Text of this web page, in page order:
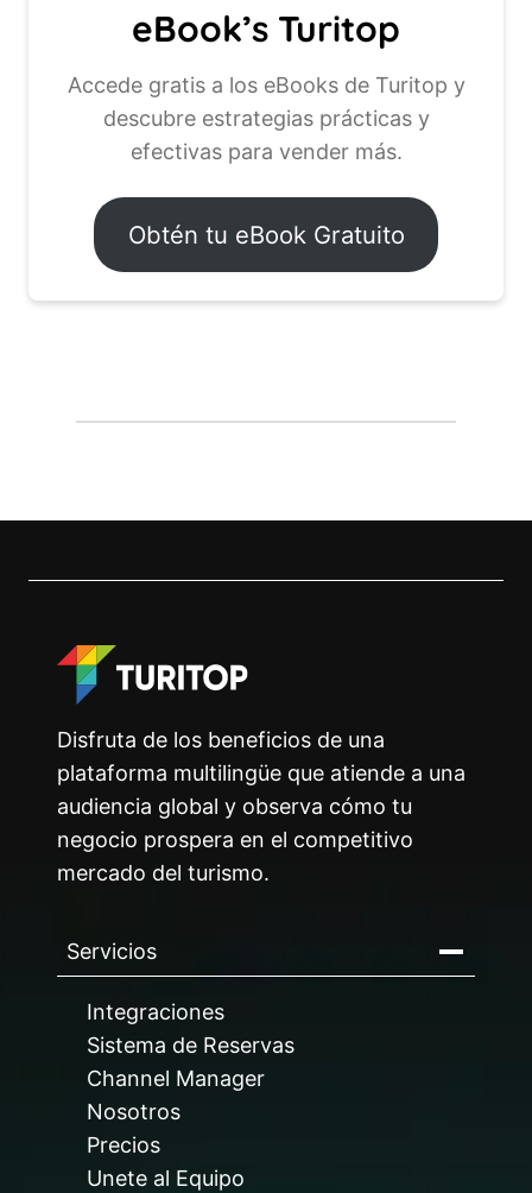
eBook’s Turitop
Accede gratis a los eBooks de Turitop y
descubre estrategias prácticas y
efectivas para vender más.
Obtén tu eBook Gratuito
Disfruta de los beneficios de una
plataforma multilingüe que atiende a una
audiencia global y observa cómo tu
negocio prospera en el competitivo
mercado del turismo.
Servicios
Integraciones
Sistema de Reservas
Channel Manager
Nosotros
Precios
Unete al Equipo